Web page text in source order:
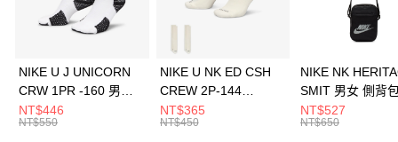
華南商業銀行
彰化商業銀行
上海商業儲蓄銀行
元大商業銀行
Apple Pay
全盈+PAY
AFTEE先享後付
NIKE U J UNICORN
CRW 1PR -160 男女
中統襪 FZ3393100
NT$446
NT$550
NIKE U NK ED CSH
CREW 2P-144
EMBRDY 男女 短統襪
FZ3073133
NT$365
NT$450
NIKE NK
SMIT 男女 側背
BA5871010
NT$527
NT$650